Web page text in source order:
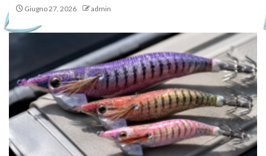
Giugno 27, 2026 admin